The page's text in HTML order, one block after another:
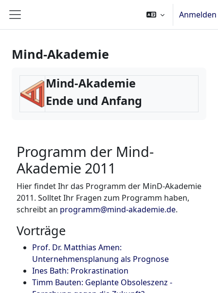
Website-Übersicht
Anmelden
Mind-Akademie
Mind-Akademie
Ende und Anfang
Programm der Mind-
Akademie 2011
Hier findet Ihr das Programm der MinD-Akademie
2011. Solltet Ihr Fragen zum Programm haben,
schreibt an programm@mind-akademie.de.
Vorträge
Prof. Dr. Matthias Amen:
Unternehmensplanung als Prognose
Ines Bath: Prokrastination
Timm Bauten: Geplante Obsoleszenz -